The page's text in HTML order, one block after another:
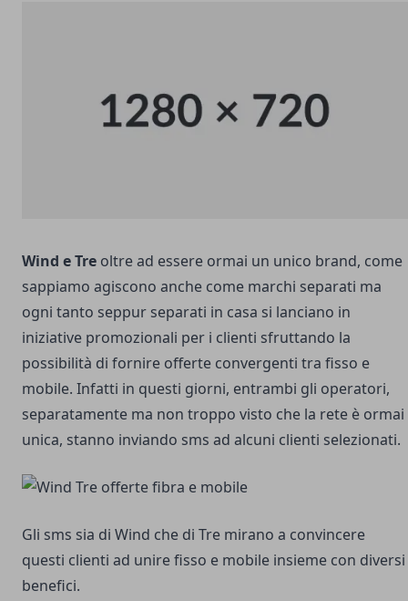
Wind e Tre oltre ad essere ormai un unico brand, come
sappiamo agiscono anche come marchi separati ma
ogni tanto seppur separati in casa si lanciano in
iniziative promozionali per i clienti sfruttando la
possibilità di fornire offerte convergenti tra fisso e
mobile. Infatti in questi giorni, entrambi gli operatori,
separatamente ma non troppo visto che la rete è ormai
unica, stanno inviando sms ad alcuni clienti selezionati.
Gli sms sia di Wind che di Tre mirano a convincere
questi clienti ad unire fisso e mobile insieme con diversi
benefici.